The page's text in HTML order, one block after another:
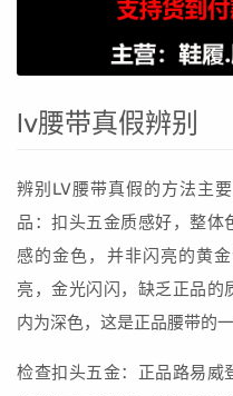
lv腰带真假辨别
辨别LV腰带真假的方法主
品：扣头五金质感好，整体
感的金色，并非闪亮的黄
亮，金光闪闪，缺乏正品的
内为深色，这是正品腰带的一
检查扣头五金：正品路易威